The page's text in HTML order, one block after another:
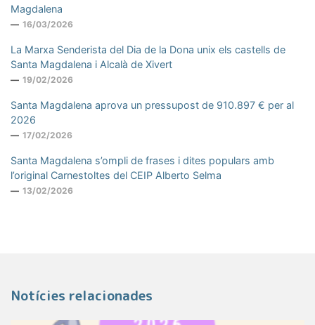
Magdalena
16/03/2026
La Marxa Senderista del Dia de la Dona unix els castells de
Santa Magdalena i Alcalà de Xivert
19/02/2026
Santa Magdalena aprova un pressupost de 910.897 € per al
2026
17/02/2026
Santa Magdalena s’ompli de frases i dites populars amb
l’original Carnestoltes del CEIP Alberto Selma
13/02/2026
Notícies relacionades